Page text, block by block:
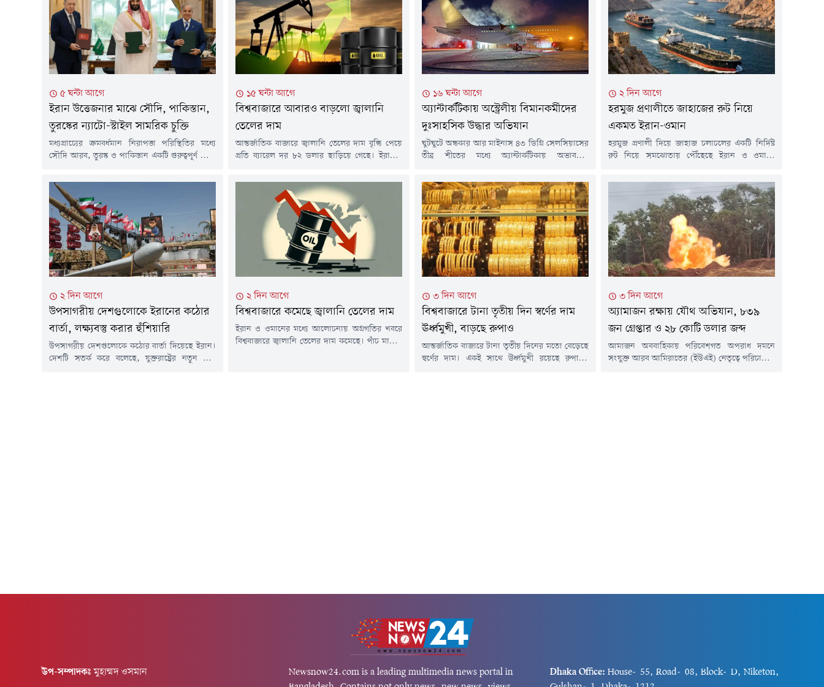
৫ ঘন্টা আগে
ইরান উত্তেজনার মাঝে সৌদি, পাকিস্তান,
তুরস্কের ন্যাটো-স্টাইল সামরিক চুক্তি
মধ্যপ্রাচ্যের ক্রমবর্ধমান নিরাপত্তা পরিস্থিতির মধ্যে
সৌদি আরব, তুরস্ক ও পাকিস্তান একটি গুরুত্বপূর্ণ যৌথ
উচ্চপর্যায়ের বৈঠকে তিন দেশের শীর্ষ নেতারা এ চুক্তির
অনুমোদন দেন। বিশ্লেষকদের মতে, এই সমঝোতা শুধু
তিন দেশের সামরিক সহযোগিতা আরও জোরদার
করবে না, বরং মধ্যপ্রাচ্যের ভূরাজনৈতিক ভারসাম্যেও
উল্লেখযোগ্য প্রভাব ফেলতে পারে।চুক্তির...
১৫ ঘন্টা আগে
বিশ্ববাজারে আবারও বাড়লো জ্বালানি
তেলের দাম
আন্তর্জাতিক বাজারে জ্বালানি তেলের দাম বৃদ্ধি পেয়ে
প্রতি ব্যারেল দর ৮২ ডলার ছাড়িয়ে গেছে। ইরানের
ইসরাইলি এবং অন্যান্য 'শত্রুভাবাপন্ন' জাহাজকে
হরমুজ প্রণালি অতিক্রম করতে না দেওয়ার প্রস্তাবসহ
একটি খসড়া বিল পর্যালোচনা করছে দেশটির একটি
সংসদীয় কমিটি।বৃহস্পতিবার (৬ আগস্ট) আন্তর্জাতিক
মানদণ্ড ব্রেন্ট ক্রুডের দর...
১৬ ঘন্টা আগে
অ্যান্টার্কটিকায় অস্ট্রেলীয় বিমানকর্মীদের
দুঃসাহসিক উদ্ধার অভিযান
ঘুটঘুটে অন্ধকার আর মাইনাস ৪৩ ডিগ্রি সেলসিয়াসের
তীব্র শীতের মধ্যে অ্যান্টার্কটিকায় অভাবনীয়
বিমানকর্মী দল। যুক্তরাষ্ট্রের অ্যান্টার্কটিক অভিযানের
অসুস্থ এক সদস্যকে জরুরি চিকিৎসাসেবা দিতে এই
জটিল ও ঝুঁকিপূর্ণ বিমান মিশন পরিচালনা করা হয়।
অস্ট্রেলিয়ার বিমান পরিবহন সংস্থা স্কাইট্রেডার্স জানায়,
ম্যাকমুর্ডো স্টেশন থেকে জরুরি ভিত্তিতে এক
রোগীকে...
২ দিন আগে
হরমুজ প্রণালীতে জাহাজের রুট নিয়ে
একমত ইরান-ওমান
হরমুজ প্রণালী দিয়ে জাহাজ চলাচলের একটি নির্দিষ্ট
রুট নিয়ে সমঝোতায় পৌঁছেছে ইরান ও ওমান।
সংশ্লিষ্টতা নেই। তবে মার্কিন প্রেসিডেন্ট ডোনাল্ড ট্রাম্প
দাবি করেছেন যে যুক্তরাষ্ট্রের সঙ্গে হরমুজ নিয়ে
আলোচনা বেশ ভালোভাবে এগোচ্ছে।বুধবার (৫
আগস্ট) ইরান ও ওমান প্রণালীটির মধ্য দিয়ে প্রস্তাবিত
শিপিং রুটের...
২ দিন আগে
উপসাগরীয় দেশগুলোকে ইরানের কঠোর
বার্তা, লক্ষ্যবস্তু করার হুঁশিয়ারি
উপসাগরীয় দেশগুলোকে কঠোর বার্তা দিয়েছে ইরান।
দেশটি সতর্ক করে বলেছে, যুক্তরাষ্ট্রের নতুন করে
২ দিন আগে
বিশ্ববাজারে কমেছে জ্বালানি তেলের দাম
ইরান ও ওমানের মধ্যে আলোচনায় অগ্রগতির খবরে
বিশ্ববাজারে জ্বালানি তেলের দাম কমেছে। পাঁচ মাসের
৩ দিন আগে
বিশ্ববাজারে টানা তৃতীয় দিন স্বর্ণের দাম
ঊর্ধ্বমুখী, বাড়ছে রুপাও
আন্তর্জাতিক বাজারে টানা তৃতীয় দিনের মতো বেড়েছে
স্বর্ণের দাম। একই সাথে ঊর্ধ্বমুখী রয়েছে রুপাসহ
৩ দিন আগে
অ্যামাজন রক্ষায় যৌথ অভিযান, ৮৩৯
জন গ্রেপ্তার ও ২৮ কোটি ডলার জব্দ
আমাজন অববাহিকায় পরিবেশগত অপরাধ দমনে
সংযুক্ত আরব আমিরাতের (ইউএই) নেতৃত্বে পরিচালিত
উপ-সম্পাদকঃমুহাম্মদ ওসমান
Newsnow24.com is a leading multimedia news portal in
Dhaka Office: House-55, Road-08, Block-D, Niketon,